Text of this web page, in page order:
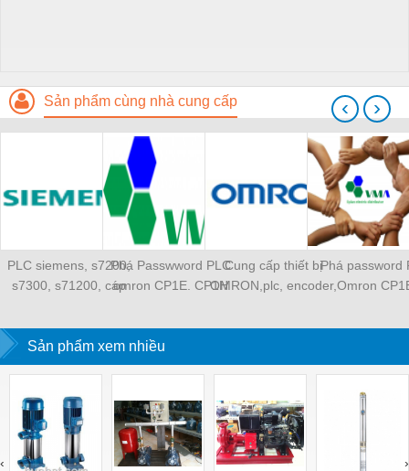
Sản phẩm cùng nhà cung cấp
PLC siemens, s7200,
s7300, s71200, cáp
Phá Passwword PLC
omron CP1E. CP1H
Cung cấp thiết bị
OMRON,plc, encoder,
Phá password
Omron
‹ ›
Sản phẩm xem nhiều
‹ ›